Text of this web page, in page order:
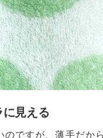
見える
のですが、薄手だか